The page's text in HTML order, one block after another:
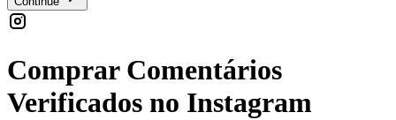
Comprar Comentários
Verificados no Instagram